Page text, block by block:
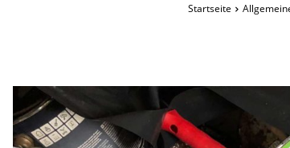
Startseite